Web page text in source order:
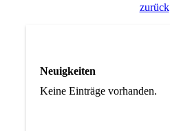
zurück
Neuigkeiten
Keine Einträge vorhanden.